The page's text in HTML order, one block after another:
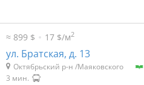
≈ 899 $ 17 $/м2
ул. Братская, д. 13
Октябрьский р-н /Маяковского
3 мин.